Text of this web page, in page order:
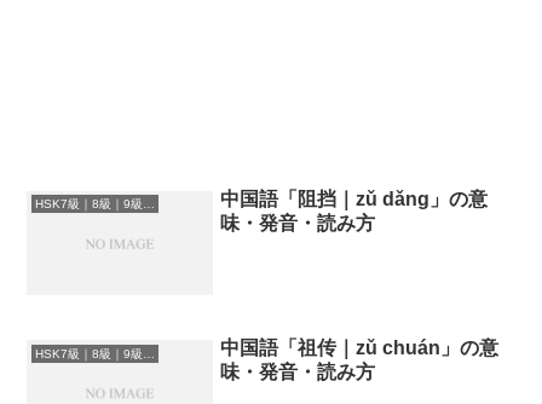
中国語「阻挡｜zǔ dǎng」の意
味・発音・読み方
中国語「祖传｜zǔ chuán」の意
味・発音・読み方